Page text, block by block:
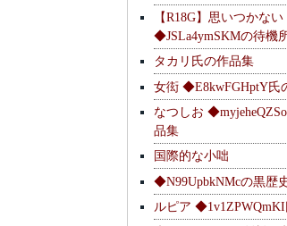
【R18G】思いつかない
◆JSLa4ymSKMの待機
タカリ氏の作品集
女衒 ◆E8kwFGHptY氏
なつしお
品集
国際的な小咄
◆N99UpbkNMcの黒歴
ルピア